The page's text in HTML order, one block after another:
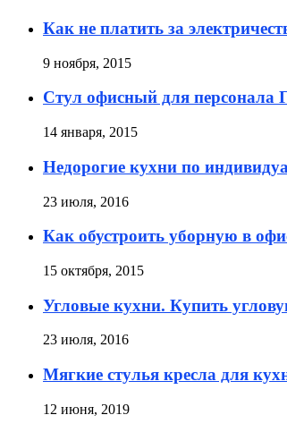
Как не платить за
9 ноября, 2015
Стул офисный для персонала
14 января, 2015
Недорогие кухни по
23 июля, 2016
Как обустроить уборную в
15 октября, 2015
Угловые кухни. Купить
23 июля, 2016
Мягкие стулья кресла для
12 июня, 2019